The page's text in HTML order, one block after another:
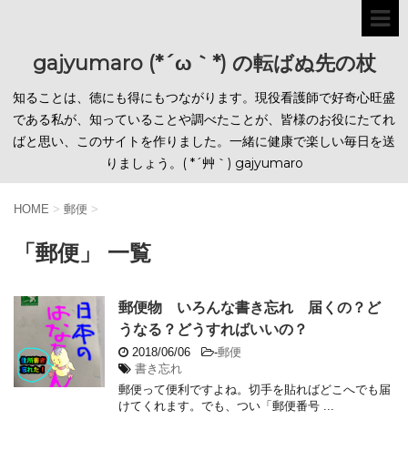
gajyumaro (*´ω｀*) の転ばぬ先の杖
知ることは、徳にも得にもつながります。現役看護師で好奇心旺盛
である私が、知っていることや調べたことが、皆様のお役にたてれ
ばと思い、このサイトを作りました。一緒に健康で楽しい毎日を送
りましょう。( *´艸｀) gajyumaro
HOME > 郵便 >
「郵便」 一覧
郵便物 いろんな書き忘れ 届くの？ど
うなる？どうすればいいの？
2018/06/06 -郵便
書き忘れ
郵便って便利ですよね。切手を貼ればどこへでも届
けてくれます。でも、つい「郵便番号 ...